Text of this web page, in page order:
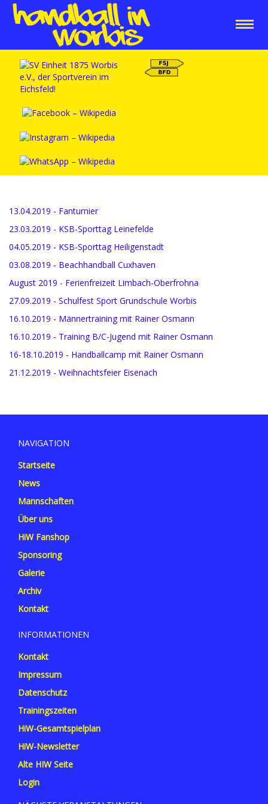
13.04.2019 - Fanturnier
23.03.2019 - KSB-Sporttag Leinefelde
04.05.2019 - KSB-Sporttag Heiligenstadt
03.08.2019 - Beachhandball Cuxhaven
August 2019 - Ferienfreizeit Limbach-Oberfrohna
27.09.2019 - Schulfest Sport Grundschule Worbis
16.10.2019 - Männertraining mit Rainer Osmann
16.10.2019 - Training B/C-Jugend mit Rainer Osmann
16-18.10.2019 - Handballcamp mit Rainer Osmann
21.12.2019 - Weihnachtsfeier Eisenach
NAVIGATION
Startseite
News
Mannschaften
Über uns
HiW Fanshop
Sponsoring
Galerie
Archiv
Kontakt
INFORMATIONEN
Kontakt
Impressum
Datenschutz
Trainingszeiten
HiW-Gesamtspielplan
HiW-Newsletter
Alte HIW Seite
Login